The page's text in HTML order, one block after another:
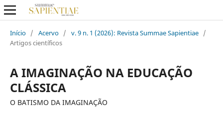
Início / Acervo / v. 9 n. 1 (2026): Revista Summae Sapientiae /
Artigos científicos
A IMAGINAÇÃO NA EDUCAÇÃO
CLÁSSICA
O BATISMO DA IMAGINAÇÃO